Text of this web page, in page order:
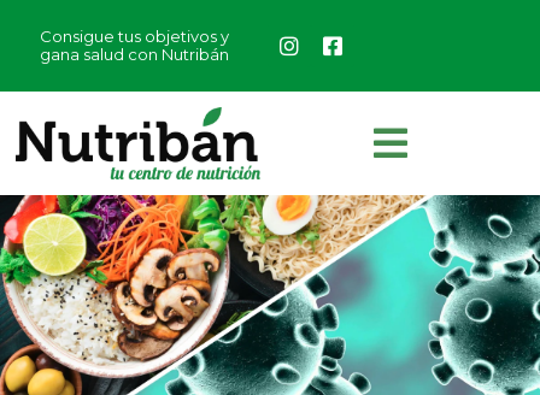
Consigue tus objetivos y
gana salud con Nutribán